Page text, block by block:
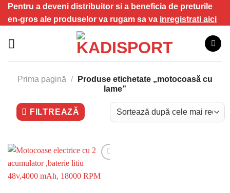
SkipPentru a deveni distribuitor si a beneficia de preturile
en-gros ale produselor va rugam sa va inregistrati aici
Prima pagină /
Produse etichetate „motocoasă cu
lame”
FILTREAZĂ